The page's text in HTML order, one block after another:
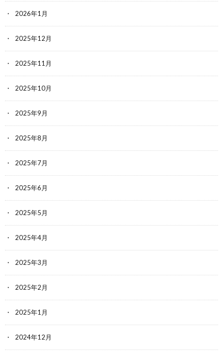
2026年1月
2025年12月
2025年11月
2025年10月
2025年9月
2025年8月
2025年7月
2025年6月
2025年5月
2025年4月
2025年3月
2025年2月
2025年1月
2024年12月